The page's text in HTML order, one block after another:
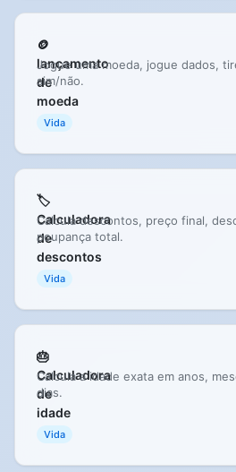
🪙
lançamento
de
moeda
Jogue uma moeda, jogue dados,
sim/não.
Vida
🏷️
Calculadora
de
descontos
Calcula descontos, preço final,
poupança total.
Vida
🎂
Calculadora
de
idade
Calcula a idade exata em anos,
dias.
Vida